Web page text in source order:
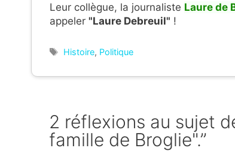
Leur collègue, la journaliste Laure de
appeler "Laure Debreuil" !
Étiquettes
Histoire, Politique
2 réflexions au sujet
famille de Broglie".”